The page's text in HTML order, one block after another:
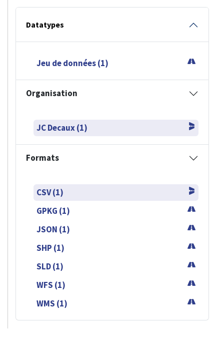
Datatypes
Jeu de données (1)
Organisation
JC Decaux (1)
Formats
CSV (1)
GPKG (1)
JSON (1)
SHP (1)
SLD (1)
WFS (1)
WMS (1)